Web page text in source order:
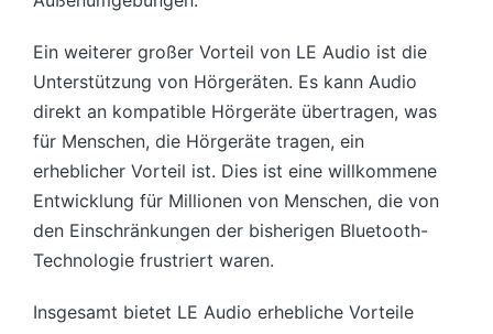
Ein weiterer großer Vorteil von LE Audio ist die
Unterstützung von Hörgeräten. Es kann Audio
direkt an kompatible Hörgeräte übertragen, was
für Menschen, die Hörgeräte tragen, ein
erheblicher Vorteil ist. Dies ist eine willkommene
Entwicklung für Millionen von Menschen, die von
den Einschränkungen der bisherigen Bluetooth-
Technologie frustriert waren.
Insgesamt bietet LE Audio erhebliche Vorteile